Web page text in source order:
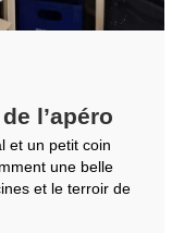
l’apéro
et un petit coin
une belle
et le terroir de